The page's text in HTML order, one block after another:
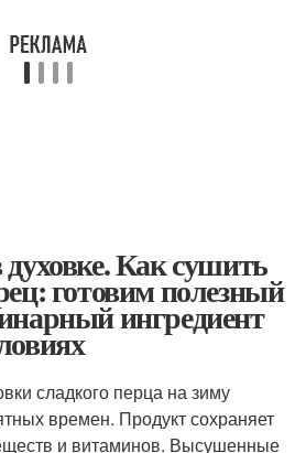
Как сушить
готовим полезный
ингредиент
сладкого перца на зиму
времен. Продукт сохраняет
и витаминов. Высушенные